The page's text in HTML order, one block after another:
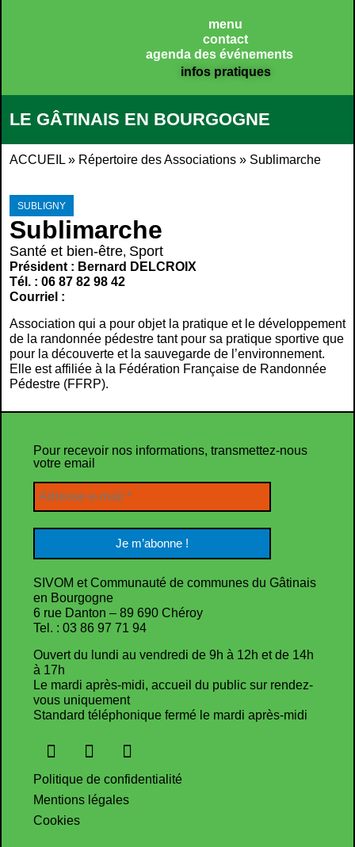
menu
contact
agenda des événements
infos pratiques
LE GÂTINAIS EN BOURGOGNE
ACCUEIL » Répertoire des Associations » Sublimarche
SUBLIGNY
Sublimarche
Santé et bien-être, Sport
Président : Bernard DELCROIX
Tél. : 06 87 82 98 42
Courriel :
Association qui a pour objet la pratique et le développement
de la randonnée pédestre tant pour sa pratique sportive que
pour la découverte et la sauvegarde de l’environnement.
Elle est affiliée à la Fédération Française de Randonnée
Pédestre (FFRP).
Pour recevoir nos informations, transmettez-nous
votre email
SIVOM et Communauté de communes du Gâtinais
en Bourgogne
6 rue Danton – 89 690 Chéroy
Tel. : 03 86 97 71 94
Ouvert du lundi au vendredi de 9h à 12h et de 14h
à 17h
Le mardi après-midi, accueil du public sur rendez-
vous uniquement
Standard téléphonique fermé le mardi après-midi
Politique de confidentialité
Mentions légales
Cookies